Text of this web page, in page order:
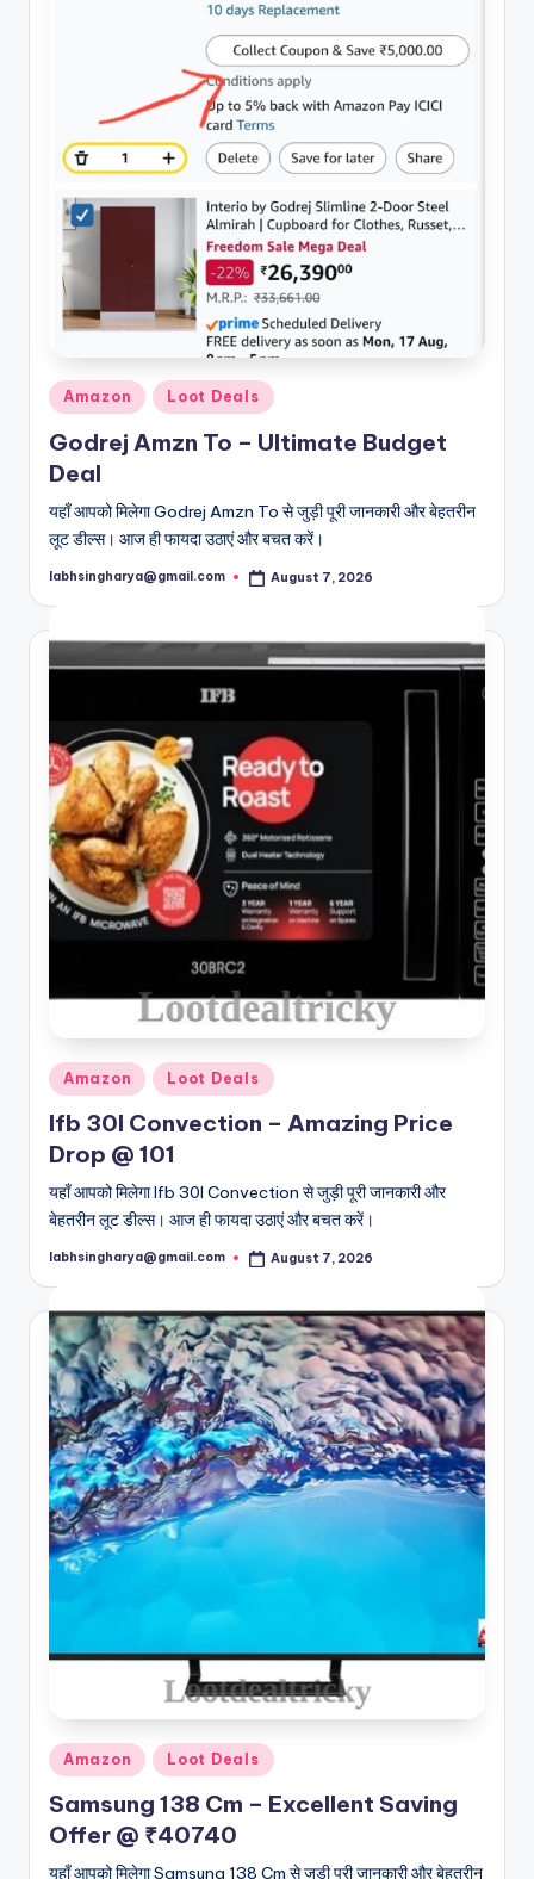
Posted
in
Amazon Loot Deals
Godrej Amzn To – Ultimate Budget
Deal
यहाँ आपको मिलेगा Godrej Amzn To से जुड़ी पूरी जानकारी और बेहतरीन
लूट डील्स। आज ही फायदा उठाएं और बचत करें।
Posted
labhsingharya@gmail.com August 7, 2026
Posted
in
Amazon Loot Deals
Ifb 30l Convection – Amazing Price
Drop @ 101
यहाँ आपको मिलेगा Ifb 30l Convection से जुड़ी पूरी जानकारी और
बेहतरीन लूट डील्स। आज ही फायदा उठाएं और बचत करें।
Posted
labhsingharya@gmail.com August 7, 2026
Posted
in
Amazon Loot Deals
Samsung 138 Cm – Excellent Saving
Offer @ ₹40740
यहाँ आपको मिलेगा Samsung 138 Cm से जुड़ी पूरी जानकारी और बेहतरीन